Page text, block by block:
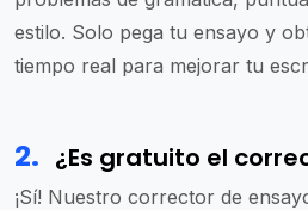
estilo. Solo pega tu ensayo y
tiempo real para mejorar tu
2. ¿Es gratuito el
¡Sí! Nuestro corrector de